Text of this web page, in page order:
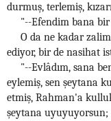
durmuş, terlemiş,
"--Efendim bana
O da ne kadar
ediyor, bir de nasihat
"--Evlâdım, sana
eylemiş, sen şeytana
etmiş, Rahman'a
şeytana uyuyuyorsun;